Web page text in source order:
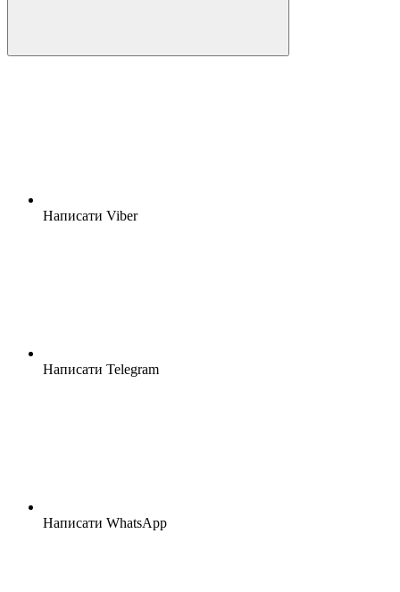
Написати Viber
Написати Telegram
Написати WhatsApp